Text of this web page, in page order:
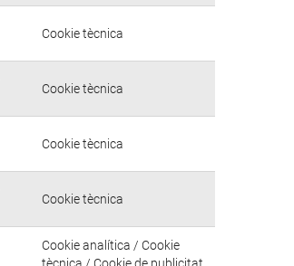
Cookie tècnica
Cookie tècnica
Cookie tècnica
Cookie tècnica
Cookie analítica / Cookie